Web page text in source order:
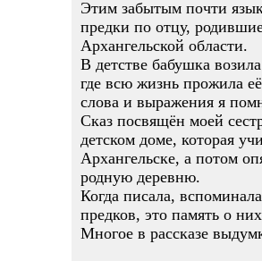
Этим забытым почти
предки по отцу,
Архангельской области.
В детстве бабушка
где всю жизнь прожила
слова и выражения я
Сказ посвящён моей
детском доме, которая
Архангельске, а потом
родную деревню.
Когда писала,
предков, это память о
Многое в рассказе